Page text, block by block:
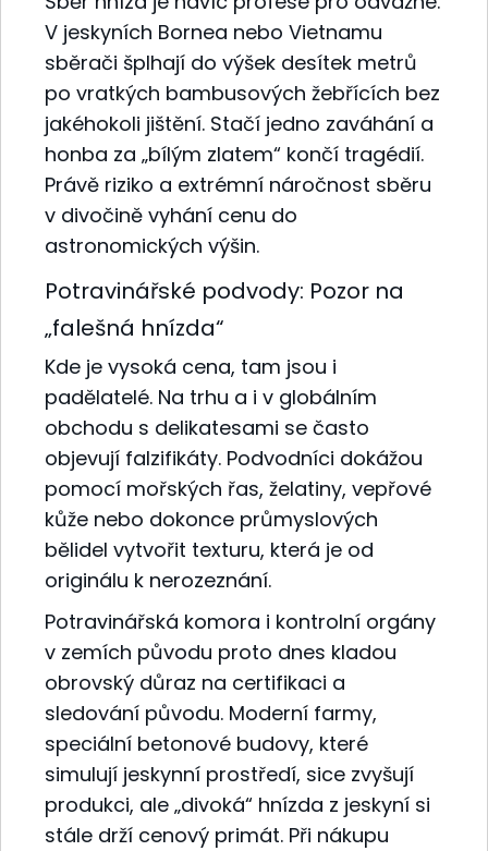
V jeskyních Bornea nebo Vietnamu
sběrači šplhají do výšek desítek metrů
po vratkých bambusových žebřících bez
jakéhokoli jištění. Stačí jedno zaváhání a
honba za „bílým zlatem“ končí tragédií.
Právě riziko a extrémní náročnost sběru
v divočině vyhání cenu do
astronomických výšin.
Potravinářské podvody: Pozor na
„falešná hnízda“
Kde je vysoká cena, tam jsou i
padělatelé. Na trhu a i v globálním
obchodu s delikatesami se často
objevují falzifikáty. Podvodníci dokážou
pomocí mořských řas, želatiny, vepřové
kůže nebo dokonce průmyslových
bělidel vytvořit texturu, která je od
originálu k nerozeznání.
Potravinářská komora i kontrolní orgány
v zemích původu proto dnes kladou
obrovský důraz na certifikaci a
sledování původu. Moderní farmy,
speciální betonové budovy, které
simulují jeskynní prostředí, sice zvyšují
produkci, ale „divoká“ hnízda z jeskyní si
stále drží cenový primát. Při nákupu